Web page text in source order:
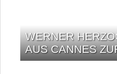
WERNER
AUS CANNES